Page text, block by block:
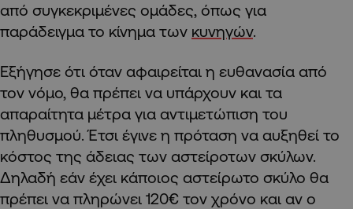
από συγκεκριμένες ομάδες, όπως για
παράδειγμα το κίνημα των κυνηγών.
Εξήγησε ότι όταν αφαιρείται η ευθανασία από
τον νόμο, θα πρέπει να υπάρχουν και τα
απαραίτητα μέτρα για αντιμετώπιση του
πληθυσμού. Έτσι έγινε η πρόταση να αυξηθεί το
κόστος της άδειας των αστείροτων σκύλων.
Δηλαδή εάν έχει κάποιος αστείρωτο σκύλο θα
πρέπει να πληρώνει 120€ τον χρόνο και αν ο